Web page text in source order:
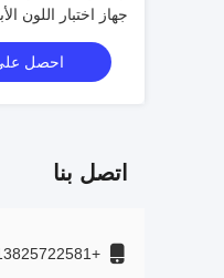
قياسي
احصل
اتصل بنا
+86-13825722581